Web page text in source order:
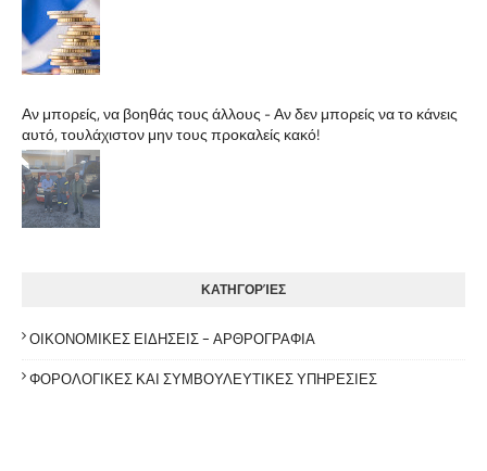
Αν μπορείς, να βοηθάς τους άλλους - Αν δεν μπορείς να το κάνεις
αυτό, τουλάχιστον μην τους προκαλείς κακό!
ΚΑΤΗΓΟΡΊΕΣ
ΟΙΚΟΝΟΜΙΚΕΣ ΕΙΔΗΣΕΙΣ - ΑΡΘΡΟΓΡΑΦΙΑ
ΦΟΡΟΛΟΓΙΚΕΣ ΚΑΙ ΣΥΜΒΟΥΛΕΥΤΙΚΕΣ ΥΠΗΡΕΣΙΕΣ